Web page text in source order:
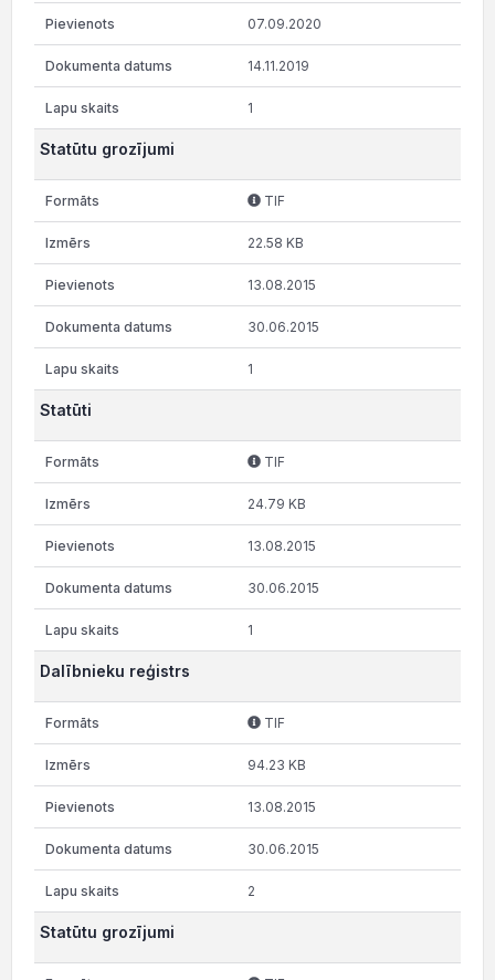
07.09.2020
14.11.2019
1
Statūtu grozījumi
TIF
22.58 KB
13.08.2015
30.06.2015
1
Statūti
TIF
24.79 KB
13.08.2015
30.06.2015
1
Dalībnieku reģistrs
TIF
94.23 KB
13.08.2015
30.06.2015
2
Statūtu grozījumi